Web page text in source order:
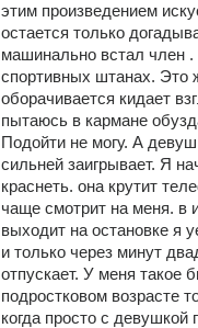
этим произведением
остается только
машинально встал член
спортивных штанах. Это
оборачивается кидает
пытаюсь в кармане
Подойти не могу. А
сильней заигрывает. Я
краснеть. она крутит
чаще смотрит на меня. в
выходит на остановке я
и только через минут
отпускает. У меня такое
подростковом возрасте
когда просто с девушкой